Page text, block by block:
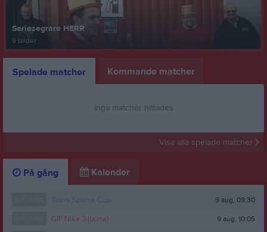
Seriesegrare HERR
9 bilder
Spelade matcher Kommande matcher
Inga matcher hittades
Visa alla spelade matcher
På gång Kalender
Team Sportia Cup 9 aug, 09:30
GIF Nike 3 (borta) 9 aug, 10:05